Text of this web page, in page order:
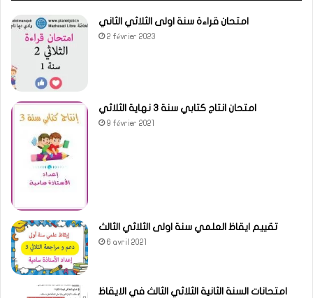
امتحان قراءة سنة اولى الثلاثي الثاني
2 février 2023
امتحان انتاج كتابي سنة 3 نهاية الثلاثي
9 février 2021
تقييم ايقاظ العلمي سنة اولى الثلاثي الثالث
6 avril 2021
امتحانات السنة الثانية الثلاثي الثالث في الايقاظ